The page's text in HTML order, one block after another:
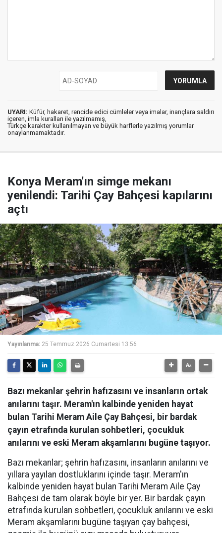
UYARI: Küfür, hakaret, rencide edici cümleler veya imalar, inançlara saldırı
içeren, imla kuralları ile yazılmamış,
Türkçe karakter kullanılmayan ve büyük harflerle yazılmış yorumlar
onaylanmamaktadır.
Konya Meram'ın simge mekanı
yenilendi: Tarihi Çay Bahçesi kapılarını
açtı
Yayınlanma: 25 Temmuz 2026 Cumartesi 13:56
Bazı mekanlar şehrin hafızasını ve insanların ortak
anılarını taşır. Meram'ın kalbinde yeniden hayat
bulan Tarihi Meram Aile Çay Bahçesi, bir bardak
çayın etrafında kurulan sohbetleri, çocukluk
anılarını ve eski Meram akşamlarını bugüne taşıyor.
Bazı mekanlar; şehrin hafızasını, insanların anılarını ve
yıllara yayılan dostluklarını içinde taşır. Meram'ın
kalbinde yeniden hayat bulan Tarihi Meram Aile Çay
Bahçesi de tam olarak böyle bir yer. Bir bardak çayın
etrafında kurulan sohbetleri, çocukluk anılarını ve eski
Meram akşamlarını bugüne taşıyan çay bahçesi,